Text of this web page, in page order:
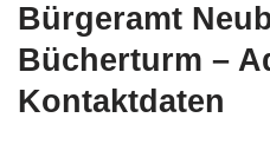
Bürgeramt
Bücherturm –
Kontaktdaten